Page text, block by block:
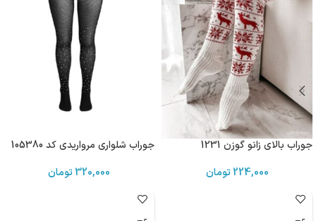
جوراب بالای زانو گوزن 1231
224,000 تومان
جوراب شلواری مرواریدی کد 105380
320,000تومان